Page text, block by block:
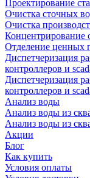
Проектирование
Очистка сточных
Очистка
Концентрирование
Отделение ценных
Диспетчеризация
контроллеров и
Диспетчеризация
контроллеров и
Анализ воды
Анализ воды из
Анализ воды из
Акции
Блог
Как купить
Условия оплаты